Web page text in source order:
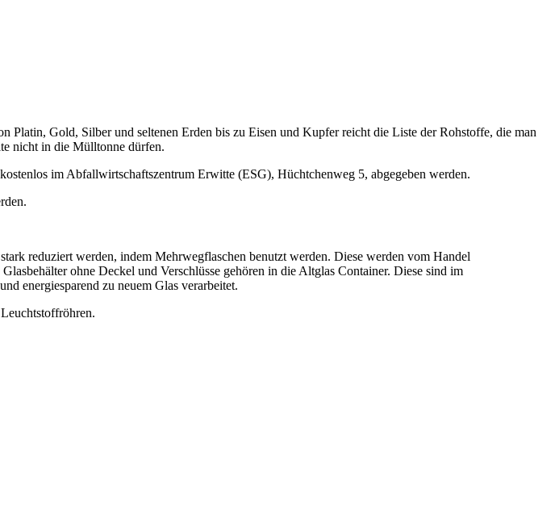
Gold, Silber und seltenen Erden bis zu Eisen und Kupfer reicht die Liste der Rohstoffe, die man
nicht in die Mülltonne dürfen.
im Abfallwirtschaftszentrum Erwitte (ESG), Hüchtchenweg 5, abgegeben werden.
reduziert werden, indem Mehrwegflaschen benutzt werden. Diese werden vom Handel
ohne Deckel und Verschlüsse gehören in die Altglas Container. Diese sind im
energiesparend zu neuem Glas verarbeitet.